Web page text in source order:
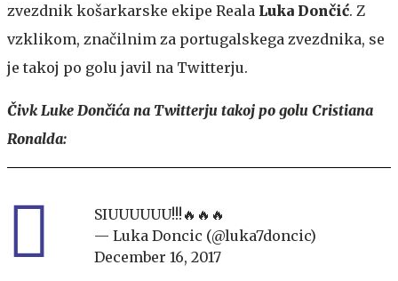
zvezdnik košarkarske ekipe Reala Luka Dončić. Z
vzklikom, značilnim za portugalskega zvezdnika, se
je takoj po golu javil na Twitterju.
Čivk Luke Dončića na Twitterju takoj po golu Cristiana
Ronalda:
SIUUUUUU!!!🔥🔥🔥
— Luka Doncic (@luka7doncic)
December 16, 2017